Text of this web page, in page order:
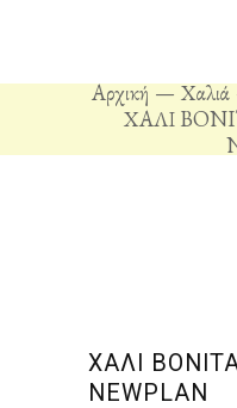
Αρχική Χαλιά
ΧΑΛΙ
ΧΑΛΙ
NEWPLAN